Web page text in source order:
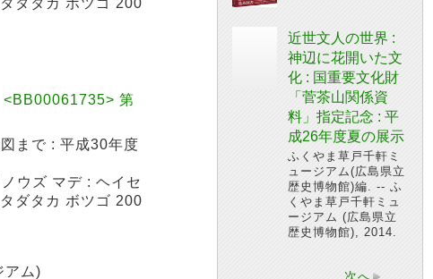
ダタカ ボツゴ 200
<BB00061735> 第
まで : 平成30年度
ウズ マデ : ヘイセ
ダタカ ボツゴ 200
アム)
近世文人の世界 :
神辺に花開いた文
化 : 国重要文化財
「菅茶山関係資
料」指定記念 : 平
成26年度夏の展示
ふくやま草戸千軒ミ
ュージアム(広島県立
歴史博物館)編. -- ふ
くやま草戸千軒ミュ
ージアム (広島県立
歴史博物館), 2014.